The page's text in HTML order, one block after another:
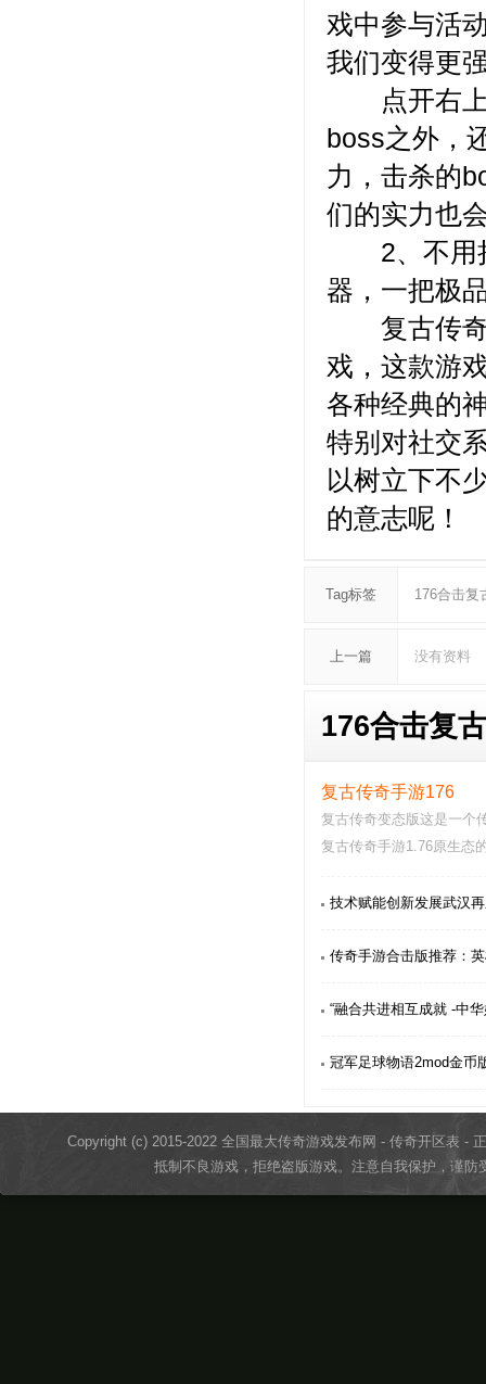
戏中参与活
我们变得更
点开右上
boss之外，
力，击杀的
们的实力也
2、不用担
器，一把极
复古传奇
戏，这款游
各种经典的
特别对社交
以树立下不
的意志呢！
Tag标签 176合击复
上一篇 没有资料
176合击复
复古传奇手游176
复古传奇变态版这是一个
复古传奇手游1.76原生态
技术赋能创新发展武汉
传奇手游合击版推荐：
“融合共进相互成就 -中
冠军足球物语2mod金币
Copyright (c) 2015-2022 全国最大传奇游戏发布网 - 传奇开区表 -
抵制不良游戏，拒绝盗版游戏。注意自我保护，谨